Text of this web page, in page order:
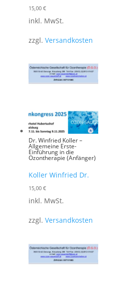
15,00 €
inkl. MwSt.
zzgl. Versandkosten
Dr. Winfried Koller –
Allgemeine Erste-
Einführung in die
Ozontherapie (Anfänger)
Koller Winfried Dr.
15,00 €
inkl. MwSt.
zzgl. Versandkosten